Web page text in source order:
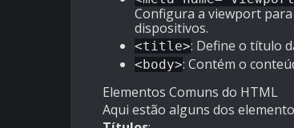
Configura a viewport
dispositivos.
<title>: Define o título
<body>: Contém o
Elementos Comuns do HTML
Aqui estão alguns dos